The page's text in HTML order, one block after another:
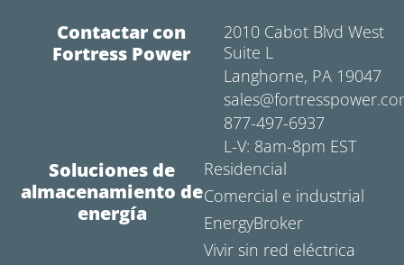
Contactar con
Fortress Power
2010 Cabot Blvd West
Suite L
Langhorne, PA 19047
877-497-6937
L-V: 8am-8pm EST
Soluciones de
almacenamiento de
energía
Residencial
Comercial e industrial
EnergyBroker
Vivir sin red eléctrica